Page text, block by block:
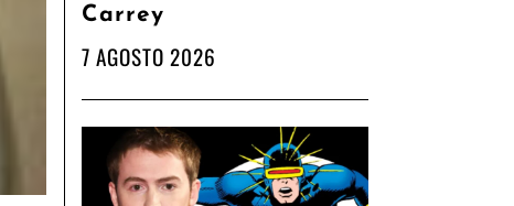
Carrey
7 AGOSTO 2026